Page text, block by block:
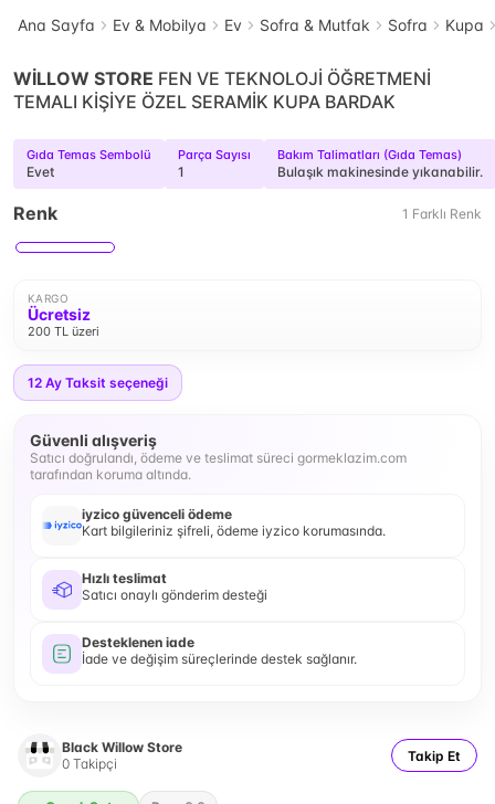
Ana Sayfa Ev & Mobilya Ev Sofra & Mutfak Sofra Kupa
WİLLOW STORE FEN VE TEKNOLOJİ ÖĞRETMENİ
TEMALI KİŞİYE ÖZEL SERAMİK KUPA BARDAK
Gıda Temas Sembolü
Evet
Parça Sayısı
1
Bakım Talimatları (Gıda Temas)
Bulaşık makinesinde yıkanabilir.
Renk 1 Farklı Renk
KARGO
Ücretsiz
200 TL üzeri
12 Ay Taksit seçeneği
Güvenli alışveriş
Satıcı doğrulandı, ödeme ve teslimat süreci gormeklazim.com
tarafından koruma altında.
iyzico güvenceli ödeme
Kart bilgileriniz şifreli, ödeme iyzico korumasında.
Hızlı teslimat
Satıcı onaylı gönderim desteği
Desteklenen iade
İade ve değişim süreçlerinde destek sağlanır.
Black Willow Store
0 Takipçi Takip Et